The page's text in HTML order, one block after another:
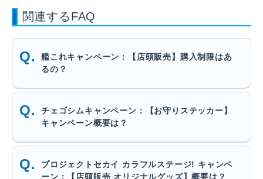
関連するFAQ
艦これキャンペーン：【店頭販売】購入制限はあ
るの？
チェゴシムキャンペーン：【お守りステッカー】
キャンペーン概要は？
プロジェクトセカイ カラフルステージ! キャンペ
ーン：【店頭販売 オリジナルグッズ】概要は？